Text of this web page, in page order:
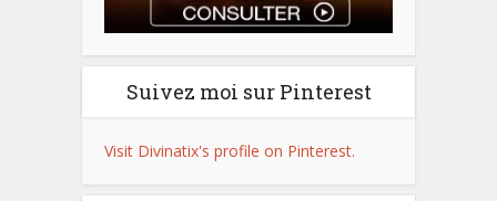
Suivez moi sur Pinterest
Visit Divinatix's profile on Pinterest.